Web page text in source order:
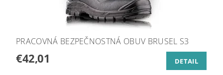
PRACOVNÁ BEZPEČNOSTNÁ OBUV BRUSEL S3
€42,01 DETAIL